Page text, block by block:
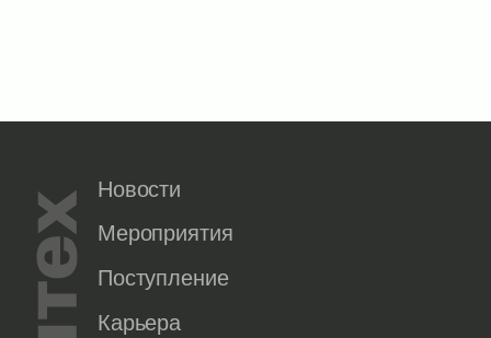
Новости
Мероприятия
Поступление
Карьера